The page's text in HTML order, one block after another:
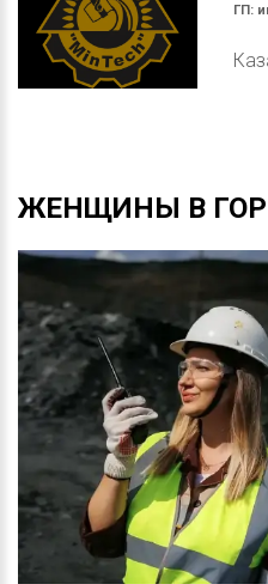
ГП:
ЖЕНЩИНЫ В